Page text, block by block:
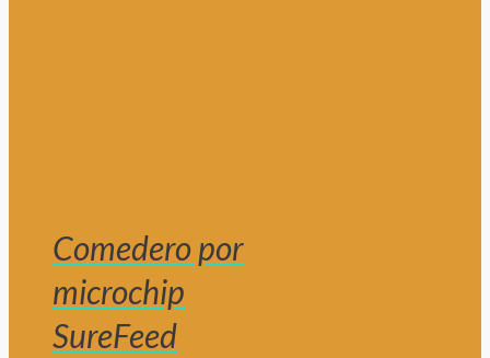
Comedero por
microchip
SureFeed